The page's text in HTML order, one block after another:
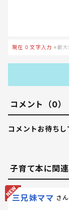
現在 0 文字入力 ※最大
コメント（0）
コメントお待ちし
子育て本に関
三兄妹ママ さん